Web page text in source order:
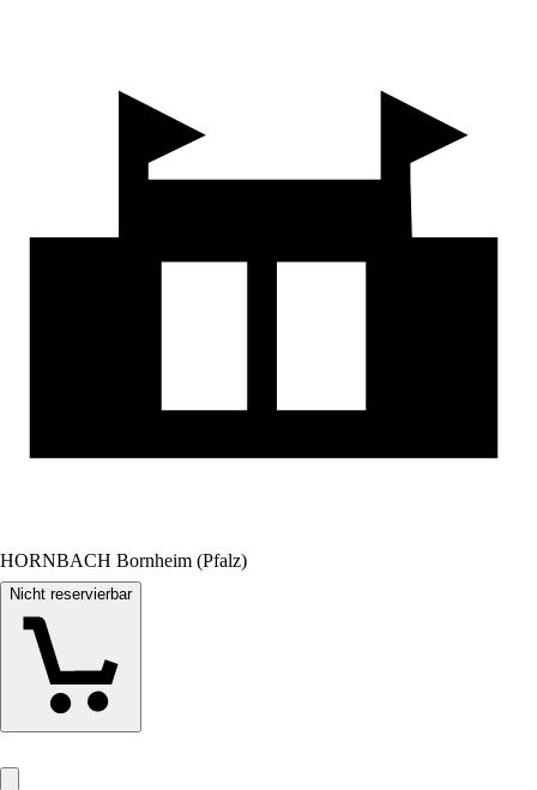
HORNBACH Bornheim (Pfalz)
Nicht reservierbar